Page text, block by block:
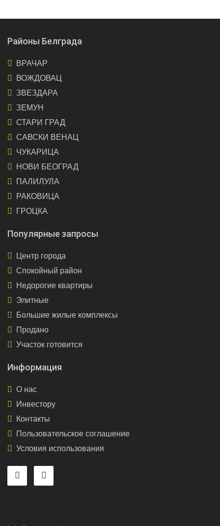
Районы Белграда
ВРАЧАР
ВОЖДОВАЦ
ЗВЕЗДАРА
ЗЕМУН
СТАРИ ГРАД
САВСКИ ВЕНАЦ
ЧУКАРИЦА
НОВИ БЕОГРАД
ПАЛИЛУЛА
РАКОВИЦА
ГРОЦКА
Популярные запросы
Центр города
Спокойный район
Недорогие квартиры
Элитные
Большие жилые комплексы
Продано
Участок готовится
Информация
О нас
Инвестору
Контакты
Пользовательское соглашение
Условия использования